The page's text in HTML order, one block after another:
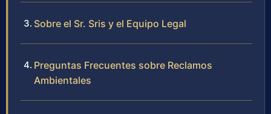
Sobre el Sr. Sris y el Equipo Legal
Preguntas Frecuentes sobre Reclamos
Ambientales